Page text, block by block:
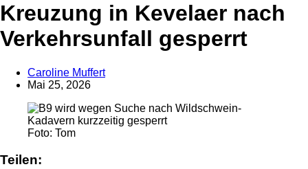
Anzeige
Kreuzung in Kevelaer nach
Verkehrsunfall gesperrt
Caroline Muffert
Mai 25, 2026
Foto: Tom
Teilen: